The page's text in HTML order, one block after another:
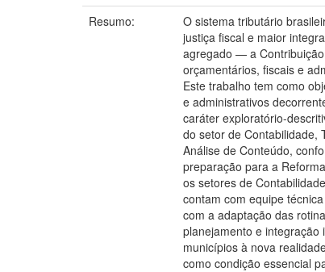
Resumo:
O sistema tributário
justiça fiscal e maior
agregado — a
orçamentários, fiscais e
Este trabalho tem como
e administrativos
caráter exploratório-
do setor de Contabilidade,
Análise de Conteúdo,
preparação para a
os setores de
contam com equipe
com a adaptação das
planejamento e integração
municípios à nova
como condição essencial